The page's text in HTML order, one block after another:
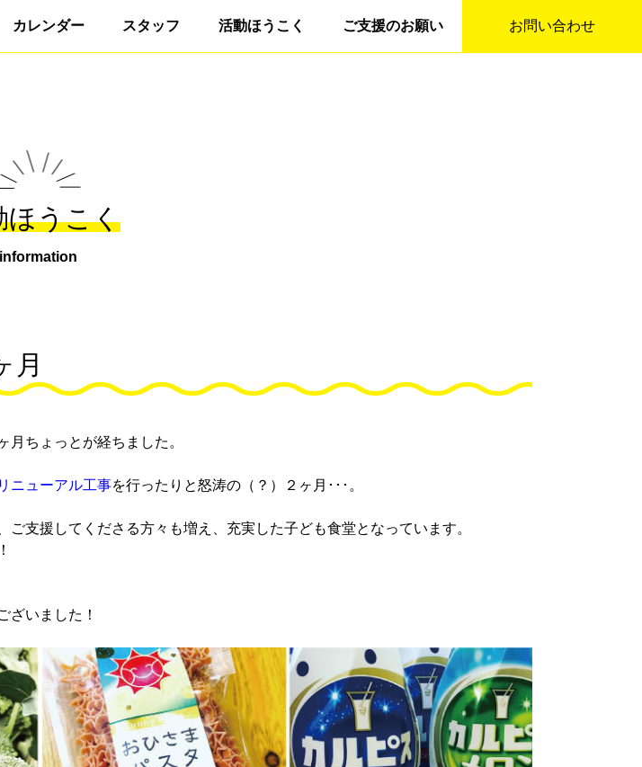
カレンダー スタッフ 活動ほうこく ご支援のお願い お問い合わせ
ほうこく
information
月
月ちょっとが経ちました。
ニューアル工事を行ったりと怒涛の（？）２ヶ月･･･。
ご支援してくださる方々も増え、充実した子ども食堂となっています。
ざいました！